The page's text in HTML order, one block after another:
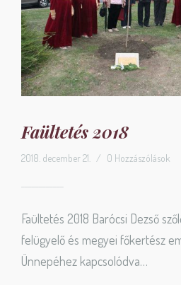
Faültetés 2018
2018. december 21. / 0 Hozzászólások
Faültetés 2018 Barócsi Dezső
felügyelő és megyei főkertész
Ünnepéhez kapcsolódva…